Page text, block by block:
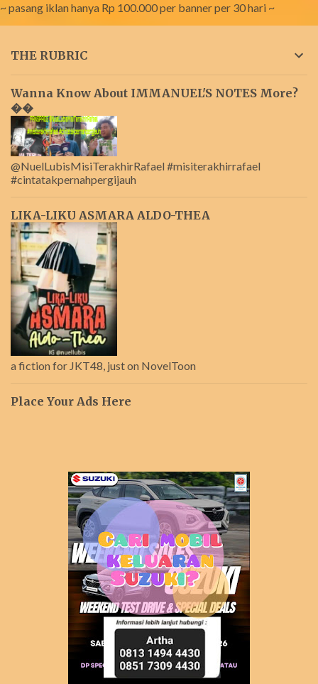
~ pasang iklan hanya Rp 100.000 per banner per 30 hari ~
THE RUBRIC
Wanna Know About IMMANUEL'S NOTES More?
��
@NuelLubisMisiTerakhirRafael #misiterakhirrafael
#cintatakpernahpergijauh
LIKA-LIKU ASMARA ALDO-THEA
a fiction for JKT48, just on NovelToon
Place Your Ads Here